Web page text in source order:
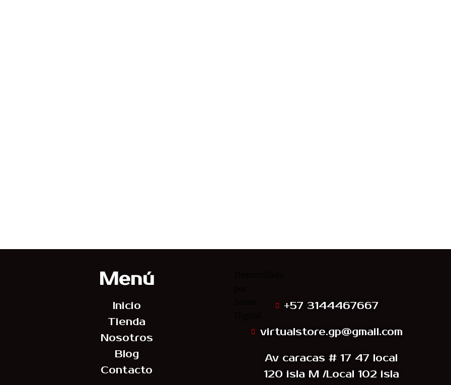
Menú
Inicio
Tienda
Nosotros
Blog
Contacto
+57 3144467667
virtualstore.gp@gmail.com
Av caracas # 17 47 local
120 isla M /Local 102 isla